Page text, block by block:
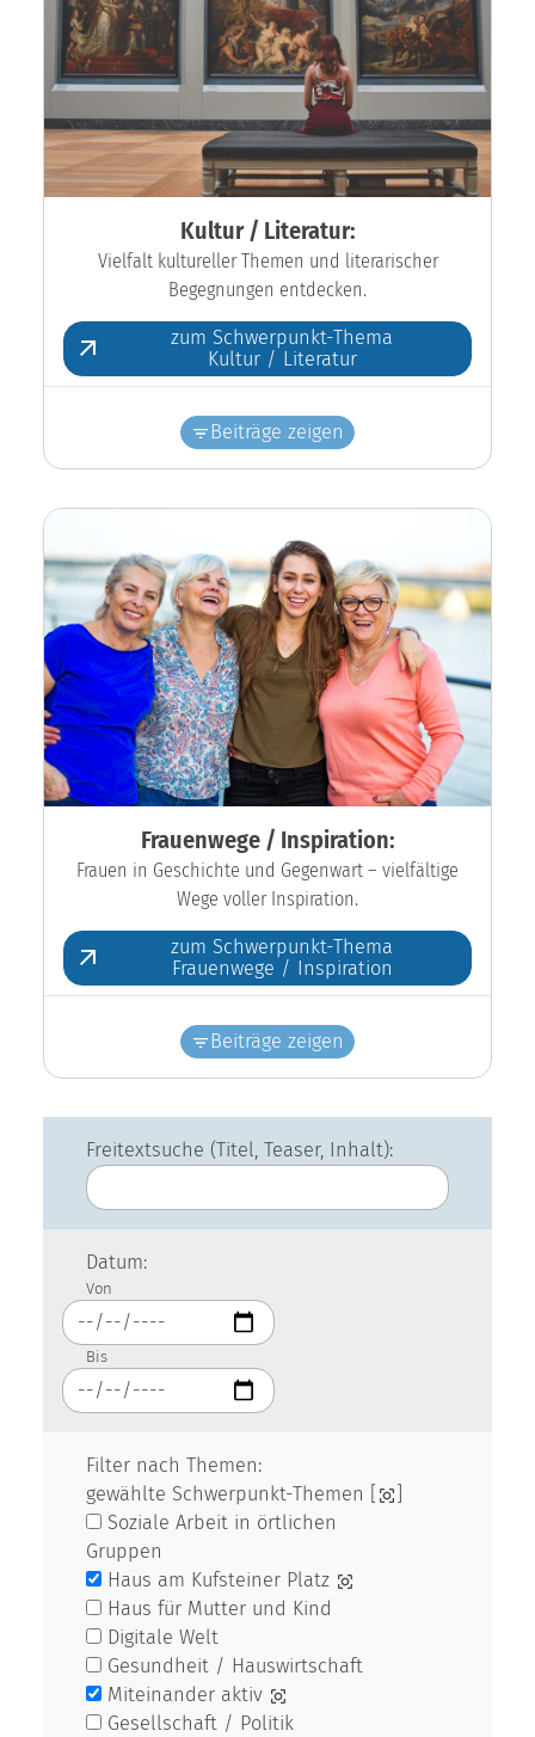
Kultur / Literatur:
Vielfalt kultureller Themen und literarischer
Begegnungen entdecken.
zum Schwerpunkt-Thema
Kultur / Literatur
Beiträge zeigen
Frauenwege / Inspiration:
Frauen in Geschichte und Gegenwart – vielfältige
Wege voller Inspiration.
zum Schwerpunkt-Thema
Frauenwege / Inspiration
Beiträge zeigen
Freitextsuche (Titel, Teaser, Inhalt):
Datum:
Von
Bis
Filter nach Themen:
gewählte Schwerpunkt-Themen [
Soziale Arbeit in örtlichen
Gruppen
Haus am Kufsteiner Platz
Haus für Mutter und Kind
Digitale Welt
Gesundheit / Hauswirtschaft
Miteinander aktiv
Gesellschaft / Politik